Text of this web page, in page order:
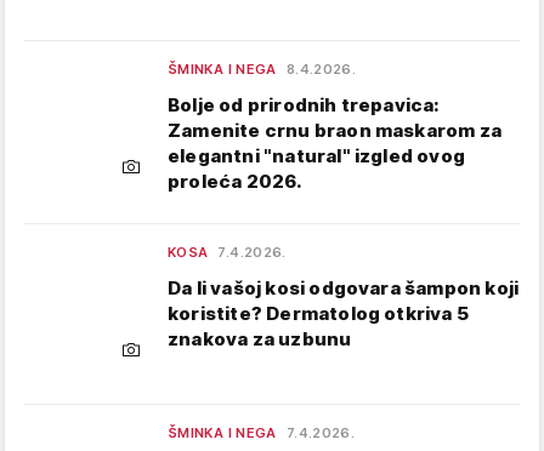
ŠMINKA I NEGA 8.4.2026.
Bolje od prirodnih trepavica:
Zamenite crnu braon maskarom za
elegantni "natural" izgled ovog
proleća 2026.
KOSA 7.4.2026.
Da li vašoj kosi odgovara šampon koji
koristite? Dermatolog otkriva 5
znakova za uzbunu
ŠMINKA I NEGA 7.4.2026.